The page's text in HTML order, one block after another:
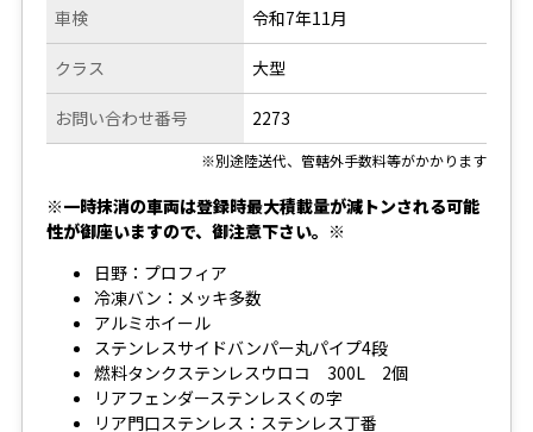
車検
クラス
お問い合わせ番号
令和7年11月
大型
2273
※別途陸送代、管轄外手数料等がかかります
※一時抹消の車両は登録時最大積載量が減トンされる可能
性が御座いますので、御注意下さい。※
日野：プロフィア
冷凍バン：メッキ多数
アルミホイール
ステンレスサイドバンパー丸パイプ4段
燃料タンクステンレスウロコ 300L 2個
リアフェンダーステンレスくの字
リア門口ステンレス：ステンレス丁番